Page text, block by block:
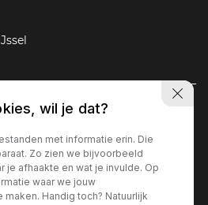
VacatureContact
wil je dat?
met informatie erin. Die
Zo zien we bijvoorbeeld
je afhaakte en wat je invulde. Op
waar we jouw
Handig toch? Natuurlijk